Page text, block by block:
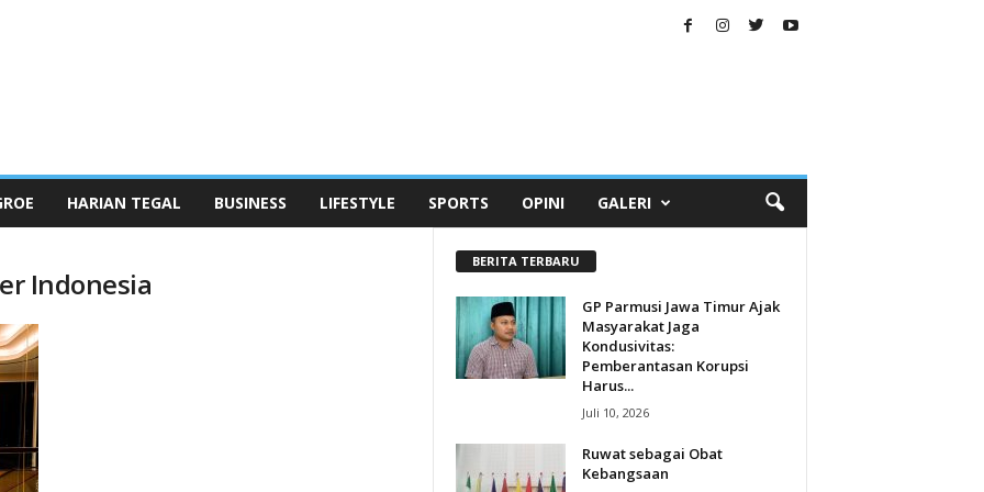
HARIAN TEGAL BUSINESS LIFESTYLE SPORTS OPINI GALERI
Indonesia
BERITA TERBARU
GP Parmusi Jawa Timur Ajak
Masyarakat Jaga
Kondusivitas:
Pemberantasan Korupsi
Harus...
Juli 10, 2026
Ruwat sebagai Obat
Kebangsaan